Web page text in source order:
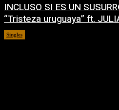
INCLUSO SI ES UN
“Tristeza uruguaya” ft.
Singles